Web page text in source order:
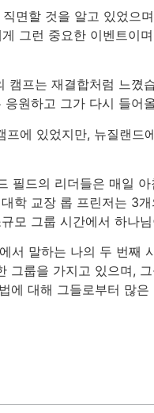
면할 것을 알고 있었으
그런 중요한 이벤트이
캠프는 재결합처럼 느꼈
원하고 그가 다시 들어
프에 있었지만, 뉴질랜
필드의 리더들은 매일
학 교장 롭 프린저는 3
모 그룹 시간에서 하나
서 말하는 나의 두 번째
그룹을 가지고 있으며,
에 대해 그들로부터 많은